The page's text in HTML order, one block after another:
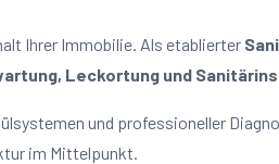
Ihrer Immobilie. Als etablierter
Leckortung und
und professioneller
im Mittelpunkt.